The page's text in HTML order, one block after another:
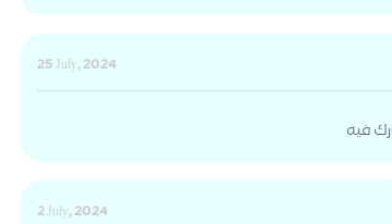
25 July, 2024
فيه
2 July, 2024